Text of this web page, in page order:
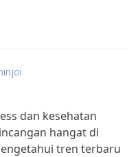
dan kesehatan
hangat di
tren terbaru